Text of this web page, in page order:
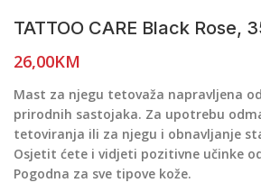
TATTOO CARE Black Rose,
26,00KM
Mast za njegu tetovaža napravljena
prirodnih sastojaka. Za upotrebu
tetoviranja ili za njegu i obnavljanje
Osjetit ćete i vidjeti pozitivne učinke
Pogodna za sve tipove kože.